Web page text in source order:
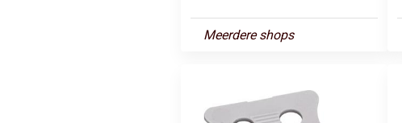
Meerdere shops